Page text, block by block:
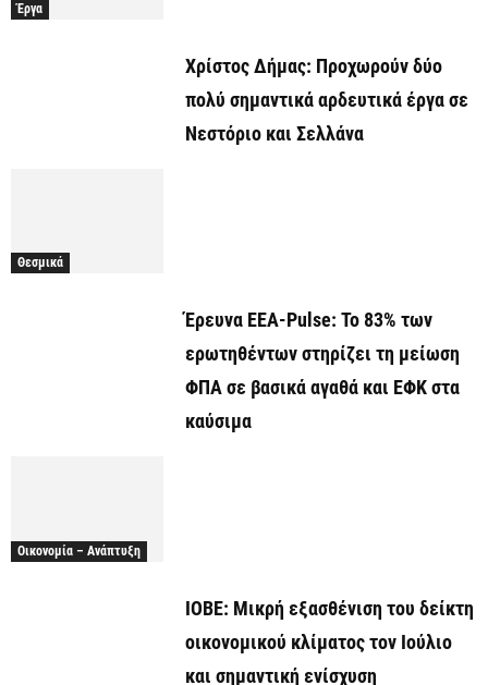
Έργα
Χρίστος Δήμας: Προχωρoύν δύο
πολύ σημαντικά αρδευτικά έργα σε
Νεστόριο και Σελλάνα
Θεσμικά
Έρευνα ΕΕΑ-Pulse: Το 83% των
ερωτηθέντων στηρίζει τη μείωση
ΦΠΑ σε βασικά αγαθά και ΕΦΚ στα
καύσιμα
Οικονομία – Ανάπτυξη
ΙΟΒΕ: Μικρή εξασθένιση του δείκτη
οικονομικού κλίματος τον Ιούλιο
και σημαντική ενίσχυση